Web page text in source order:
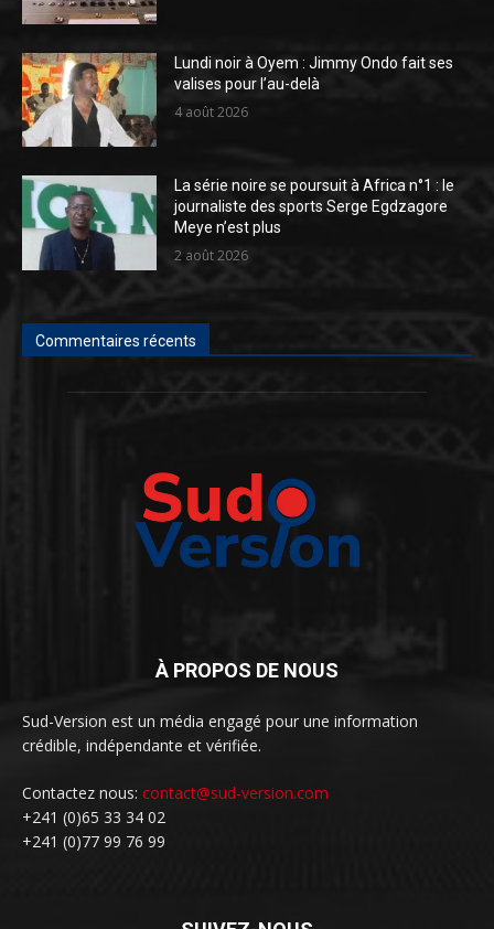
Lundi noir à Oyem : Jimmy Ondo fait ses
valises pour l’au-delà
4 août 2026
La série noire se poursuit à Africa n°1 : le
journaliste des sports Serge Egdzagore
Meye n’est plus
2 août 2026
Commentaires récents
À PROPOS DE NOUS
Sud-Version est un média engagé pour une information
crédible, indépendante et vérifiée.
Contactez nous: contact@sud-version.com
+241 (0)65 33 34 02
+241 (0)77 99 76 99